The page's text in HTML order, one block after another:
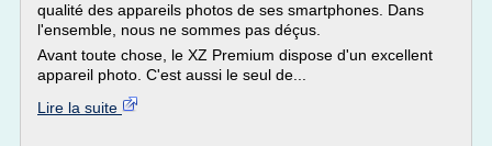
qualité des appareils photos de ses smartphones. Dans
l'ensemble, nous ne sommes pas déçus.
Avant toute chose, le XZ Premium dispose d'un excellent
appareil photo. C'est aussi le seul de...
Lire la suite